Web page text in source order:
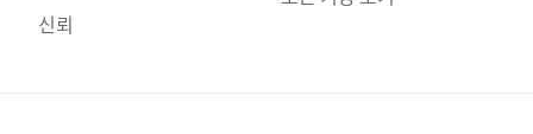
신뢰